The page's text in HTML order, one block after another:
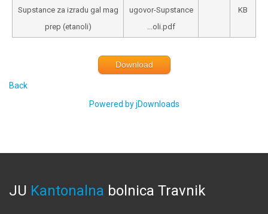
Supstance za izradu gal mag
prep (etanoli)
ugovor-Supstance
...oli.pdf
KB
Download
Back
Powered by jDownloads
JU Kantonalna bolnica Travnik